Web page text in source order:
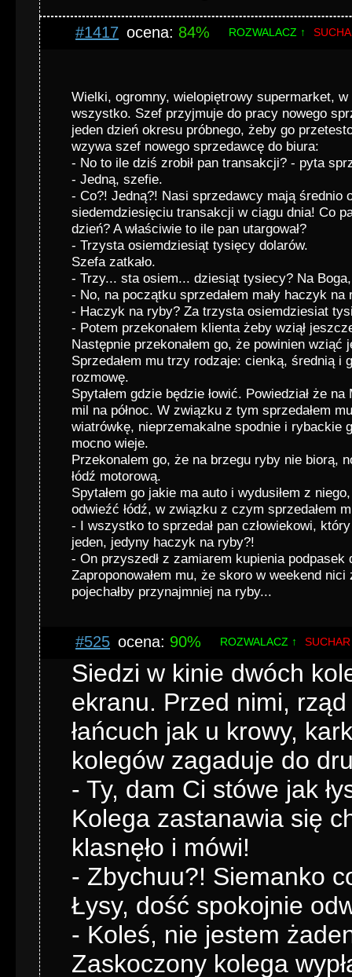
#1417 ocena: 84% ROZWALACZ ↑
Wielki, ogromny, wielopiętrowy supermarket,
wszystko. Szef przyjmuje do pracy nowego
jeden dzień okresu próbnego, żeby go
wzywa szef nowego sprzedawcę do biura:
- No to ile dziś zrobił pan transakcji? - pyta
- Jedną, szefie.
- Co?! Jedną?! Nasi sprzedawcy mają średnio
siedemdziesięciu transakcji w ciągu dnia! Co
dzień? A właściwie to ile pan utargował?
- Trzysta osiemdziesiąt tysięcy dolarów.
Szefa zatkało.
- Trzy... sta osiem... dziesiąt tysiecy? Na
- No, na początku sprzedałem mały haczyk na
- Haczyk na ryby? Za trzysta osiemdziesiat
- Potem przekonałem klienta żeby wziął
Następnie przekonałem go, że powinien wziąć
Sprzedałem mu trzy rodzaje: cienką, średnią i
rozmowę.
Spytałem gdzie będzie łowić. Powiedział że
mil na północ. W związku z tym sprzedałem
wiatrówkę, nieprzemakalne spodnie i rybackie
mocno wieje.
Przekonalem go, że na brzegu ryby nie biorą,
łódź motorową.
Spytałem go jakie ma auto i wydusiłem z
odwieźć łódź, w związku z czym sprzedałem
- I wszystko to sprzedał pan człowiekowi,
jeden, jedyny haczyk na ryby?!
- On przyszedł z zamiarem kupienia podpasek
Zaproponowałem mu, że skoro w weekend
pojechałby przynajmniej na ryby...
#525 ocena: 90% ROZWALACZ ↑
Siedzi w kinie dwóch
ekranu. Przed nimi, rząd
łańcuch jak u krowy,
kolegów zagaduje do
- Ty, dam Ci stówe jak
Kolega zastanawia się
klasnęło i mówi!
- Zbychuu?! Siemanko
Łysy, dość spokojnie
- Koleś, nie jestem
Zaskoczony kolega